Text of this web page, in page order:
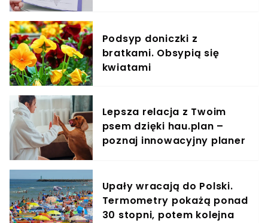
Podsyp doniczki z
bratkami. Obsypią się
kwiatami
Lepsza relacja z Twoim
psem dzięki hau.plan –
poznaj innowacyjny planer
Upały wracają do Polski.
Termometry pokażą ponad
30 stopni, potem kolejna